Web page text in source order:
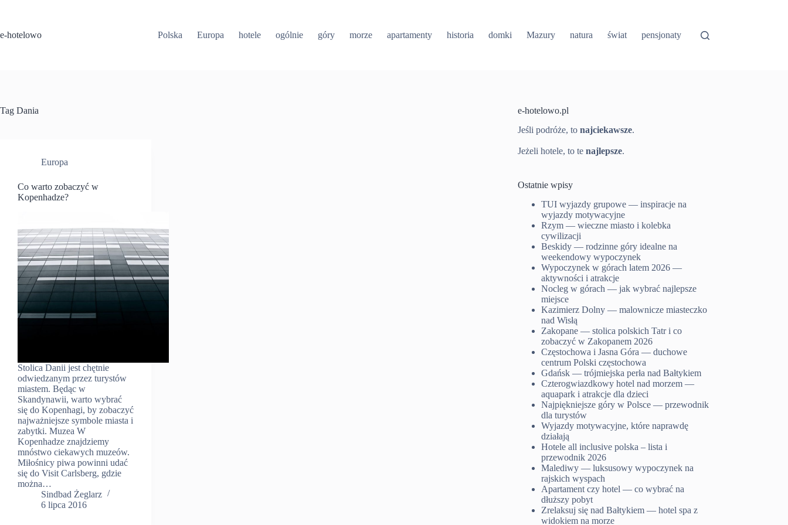
e-hotelowo
Polska Europa hotele ogólnie góry morze apartamenty historia domki Mazury natura świat pensjonaty
Tag Dania
Europa
Co warto zobaczyć w
Kopenhadze?
Stolica Danii jest chętnie
odwiedzanym przez turystów
miastem. Będąc w
Skandynawii, warto wybrać
się do Kopenhagi, by zobaczyć
najważniejsze symbole miasta i
zabytki. Muzea W
Kopenhadze znajdziemy
mnóstwo ciekawych muzeów.
Miłośnicy piwa powinni udać
się do Visit Carlsberg, gdzie
można…
Sindbad Żeglarz
6 lipca 2016
e-hotelowo.pl
Jeśli podróże, tonajciekawsze.
Jeżeli hotele, to tenajlepsze.
Ostatnie wpisy
TUI wyjazdy grupowe — inspiracje na
wyjazdy motywacyjne
Rzym — wieczne miasto i kolebka
cywilizacji
Beskidy — rodzinne góry idealne na
weekendowy wypoczynek
Wypoczynek w górach latem 2026 —
aktywności i atrakcje
Nocleg w górach — jak wybrać najlepsze
miejsce
Kazimierz Dolny — malownicze miasteczko
nad Wisłą
Zakopane — stolica polskich Tatr i co
zobaczyć w Zakopanem 2026
Częstochowa i Jasna Góra — duchowe
centrum Polski częstochowa
Gdańsk — trójmiejska perła nad Bałtykiem
Czterogwiazdkowy hotel nad morzem —
aquapark i atrakcje dla dzieci
Najpiękniejsze góry w Polsce — przewodnik
dla turystów
Wyjazdy motywacyjne, które naprawdę
działają
Hotele all inclusive polska – lista i
przewodnik 2026
Malediwy — luksusowy wypoczynek na
rajskich wyspach
Apartament czy hotel — co wybrać na
dłuższy pobyt
Zrelaksuj się nad Bałtykiem — hotel spa z
widokiem na morze